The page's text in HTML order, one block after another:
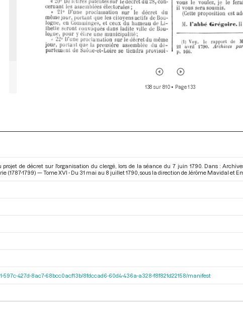
138 sur 810• Page 133
projet de décret sur l'organisation du clergé, lors de la séance du 7 juin 1790. Dans :
(1787-1799) — Tome XVI - Du 31 mai au 8 juillet 1790 , sous la direction de Jérôme Mavidal et
597c-427d-8ac7-68bcc0acf13b/8fdccad6-60d4-436a-a328-f8f821d22158/manifest